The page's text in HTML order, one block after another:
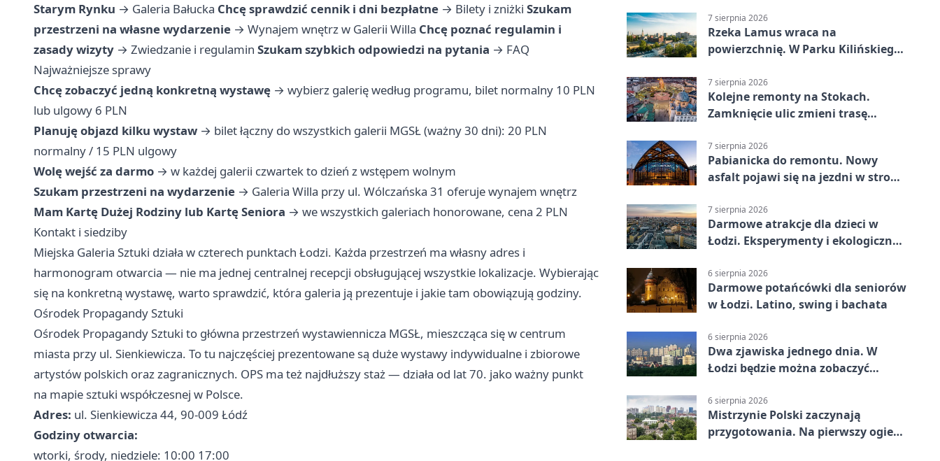
Starym Rynku → Galeria Bałucka Chcę sprawdzić cennik i dni bezpłatne → Bilety i zniżki Szukam
przestrzeni na własne wydarzenie → Wynajem wnętrz w Galerii Willa Chcę poznać regulamin i
zasady wizyty → Zwiedzanie i regulamin Szukam szybkich odpowiedzi na pytania → FAQ
Najważniejsze sprawy
Chcę zobaczyć jedną konkretną wystawę → wybierz galerię według programu, bilet normalny 10 PLN
lub ulgowy 6 PLN
Planuję objazd kilku wystaw → bilet łączny do wszystkich galerii MGSŁ (ważny 30 dni): 20 PLN
normalny / 15 PLN ulgowy
Wolę wejść za darmo → w każdej galerii czwartek to dzień z wstępem wolnym
Szukam przestrzeni na wydarzenie → Galeria Willa przy ul. Wólczańska 31 oferuje wynajem wnętrz
Mam Kartę Dużej Rodziny lub Kartę Seniora → we wszystkich galeriach honorowane, cena 2 PLN
Kontakt i siedziby
Miejska Galeria Sztuki działa w czterech punktach Łodzi. Każda przestrzeń ma własny adres i
harmonogram otwarcia — nie ma jednej centralnej recepcji obsługującej wszystkie lokalizacje. Wybierając
się na konkretną wystawę, warto sprawdzić, która galeria ją prezentuje i jakie tam obowiązują godziny.
Ośrodek Propagandy Sztuki
Ośrodek Propagandy Sztuki to główna przestrzeń wystawiennicza MGSŁ, mieszcząca się w centrum
miasta przy ul. Sienkiewicza. To tu najczęściej prezentowane są duże wystawy indywidualne i zbiorowe
artystów polskich oraz zagranicznych. OPS ma też najdłuższy staż — działa od lat 70. jako ważny punkt
na mapie sztuki współczesnej w Polsce.
Adres: ul. Sienkiewicza 44, 90-009 Łódź
Godziny otwarcia:
wtorki, środy, niedziele: 10:00 17:00
7 sierpnia 2026
Rzeka Lamus wraca na
powierzchnię. W Parku Kilińskiego
7 sierpnia 2026
Kolejne remonty na Stokach.
Zamknięcie ulic zmieni trasę
7 sierpnia 2026
Pabianicka do remontu. Nowy
asfalt pojawi się na jezdni w stronę
7 sierpnia 2026
Darmowe atrakcje dla dzieci w
Łodzi. Eksperymenty i ekologiczny
6 sierpnia 2026
Darmowe potańcówki dla seniorów
w Łodzi. Latino, swing i bachata
6 sierpnia 2026
Dwa zjawiska jednego dnia. W
Łodzi będzie można zobaczyć
6 sierpnia 2026
Mistrzynie Polski zaczynają
przygotowania. Na pierwszy ogień